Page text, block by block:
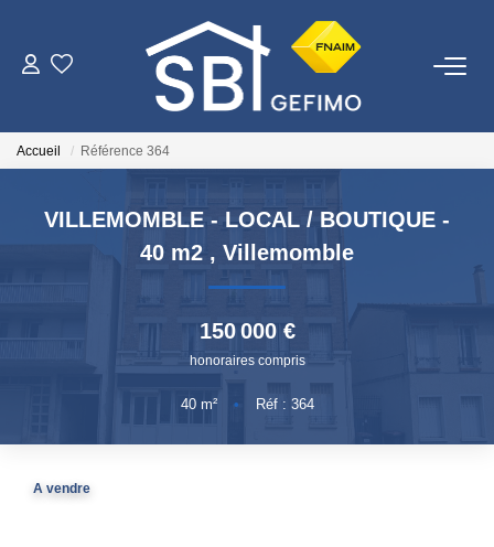
ACHETER
ESTIMER
Accueil Référence 364
VILLEMOMBLE - LOCAL / BOUTIQUE -
40 m2 , Villemomble
150 000 €
honoraires compris
40m² • Réf : 364
A vendre